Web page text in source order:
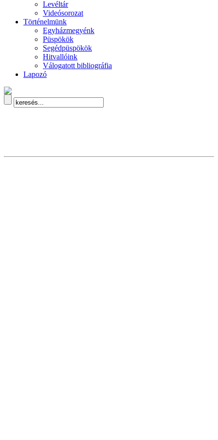
Levéltár
Videósorozat
Történelmünk
Egyházmegyénk
Püspökök
Segédpüspökök
Hitvallóink
Válogatott bibliográfia
Lapozó